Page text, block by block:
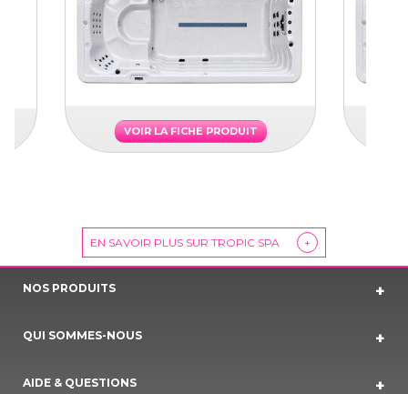
VOIR LA FICHE PRODUIT
EN SAVOIR PLUS SUR TROPIC SPA +
NOS PRODUITS
QUI SOMMES-NOUS
AIDE & QUESTIONS